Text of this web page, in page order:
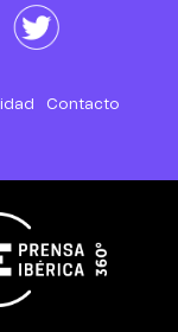
Contacto